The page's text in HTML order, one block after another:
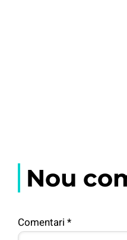
Nou
Comentari *